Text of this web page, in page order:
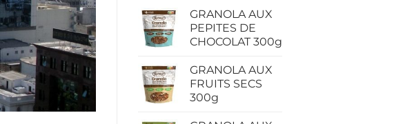
GRANOLA AUX
PEPITES DE
CHOCOLAT 300g
GRANOLA AUX
FRUITS SECS
300g